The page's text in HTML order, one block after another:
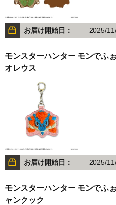
お届け開始日： 2025/
モンスターハンター モンでふ
オレウス
お届け開始日： 2025/
モンスターハンター モンでふ
ャンクック